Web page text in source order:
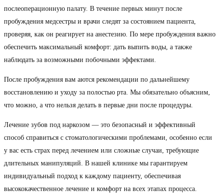
послеоперационную палату. В течение первых минут после
пробуждения медсестры и врачи следят за состоянием пациента,
проверяя, как он реагирует на анестезию. По мере пробуждения важно
обеспечить максимальный комфорт: дать выпить воды, а также
наблюдать за возможными побочными эффектами.
После пробуждения вам аются рекомендации по дальнейшему
восстановлению и уходу за полостью рта. Мы обязательно объясним,
что можно, а что нельзя делать в первые дни после процедуры.
Лечение зубов под наркозом — это безопасный и эффективный
способ справиться с стоматологическими проблемами, особенно если
у вас есть страх перед лечением или сложные случаи, требующие
длительных манипуляций. В нашей клинике мы гарантируем
индивидуальный подход к каждому пациенту, обеспечивая
высококачественное лечение и комфорт на всех этапах процесса.